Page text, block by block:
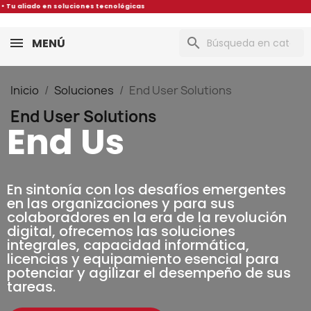
• Tu aliado en soluciones tecnológicas
MENÚ search
Inicio Soluciones End User Solutions
End User Solutions
End Us
En sintonía con los desafíos emergentes
en las organizaciones y para sus
colaboradores en la era de la revolución
digital, ofrecemos las soluciones
integrales, capacidad informática,
licencias y equipamiento esencial para
potenciar y agilizar el desempeño de sus
tareas.